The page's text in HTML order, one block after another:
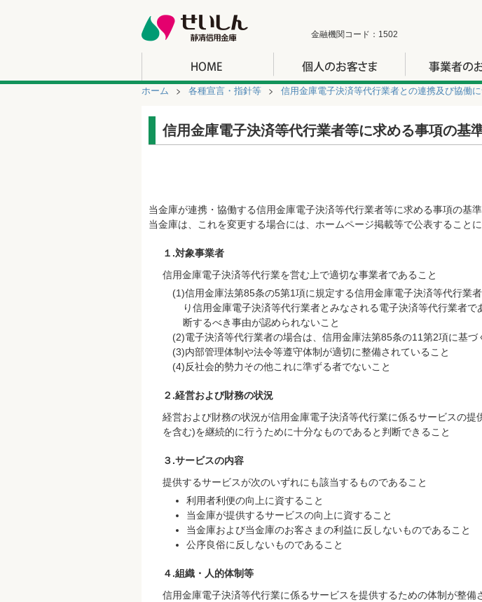
金融機関コード：1502
ホーム 各種宣言・指針等 信用金庫電子決済等代行業者との連携及び協働
信用金庫電子決済等代行業者等に求める事項の基
当金庫が連携・協働する信用金庫電子決済等代行業者等に求める事項の基
当金庫は、これを変更する場合には、ホームページ掲載等で公表することに
１.対象事業者
信用金庫電子決済等代行業を営む上で適切な事業者であること
信用金庫法第85条の5第1項に規定する信用金庫電子決済等代行業
り信用金庫電子決済等代行業者とみなされる電子決済等代行業者
断するべき事由が認められないこと
電子決済等代行業者の場合は、信用金庫法第85条の11第2項に基づ
内部管理体制や法令等遵守体制が適切に整備されていること
反社会的勢力その他これに準ずる者でないこと
２.経営および財務の状況
経営および財務の状況が信用金庫電子決済等代行業に係るサービスの
を含む)を継続的に行うために十分なものであると判断できること
３.サービスの内容
提供するサービスが次のいずれにも該当するものであること
利用者利便の向上に資すること
当金庫が提供するサービスの向上に資すること
当金庫および当金庫のお客さまの利益に反しないものであること
公序良俗に反しないものであること
４.組織・人的体制等
信用金庫電子決済等代行業に係るサービスを提供するための体制が整備